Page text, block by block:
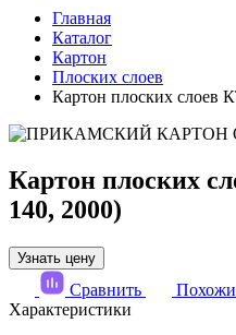
Главная
Каталог
Картон
Плоских слоев
Картон плоских слоев
Картон плоских
140, 2000)
Узнать цену
Сравнить
Характеристики